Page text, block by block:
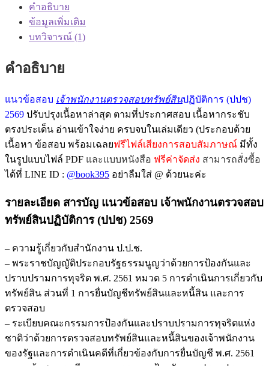
คำอธิบาย
ข้อมูลเพิ่มเติม
บทวิจารณ์ (1)
คำอธิบาย
แนวข้อสอบ เจ้าพนักงานตรวจสอบทรัพย์สินปฏิบัติการ (ปปช)
2569 ปรับปรุงเนื้อหาล่าสุด ตามที่ประกาศสอบ เนื้อหากระชับ
ตรงประเด็น อ่านเข้าใจง่าย ครบจบในเล่มเดียว (ประกอบด้วย
เนื้อหา ข้อสอบ พร้อมเฉลยฟรีไฟล์เสียงการสอบสัมภาษณ์ มีทั้ง
ในรูปแบบไฟล์ PDF และแบบหนังสือ ฟรีค่าจัดส่ง สามารถสั่งซื้อ
ได้ที่ LINE ID : @book395 อย่าลืมใส่ @ ด้วยนะค่ะ
รายละเอียด สารบัญ แนวข้อสอบ เจ้าพนักงานตรวจสอบ
ทรัพย์สินปฏิบัติการ (ปปช) 2569
– ความรู้เกี่ยวกับสำนักงาน ป.ป.ช.
– พระราชบัญญัติประกอบรัฐธรรมนูญว่าด้วยการป้องกันและ
ปราบปรามการทุจริต พ.ศ. 2561 หมวด 5 การดำเนินการเกี่ยวกับ
ทรัพย์สิน ส่วนที่ 1 การยื่นบัญชีทรัพย์สินและหนี้สิน และการ
ตรวจสอบ
– ระเบียบคณะกรรมการป้องกันและปราบปรามการทุจริตแห่ง
ชาติว่าด้วยการตรวจสอบทรัพย์สินและหนี้สินของเจ้าพนักงาน
ของรัฐและการดำเนินคดีที่เกี่ยวข้องกับการยื่นบัญชี พ.ศ. 2561